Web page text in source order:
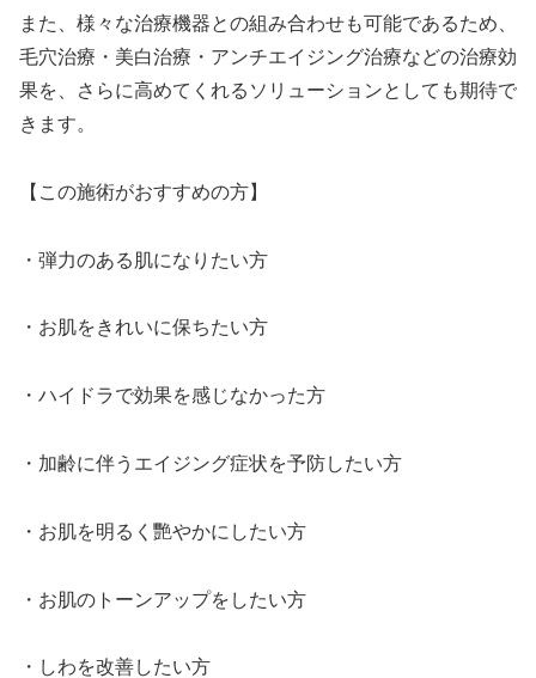
また、様々な治療機器との組み合わせも可能であるため、
毛穴治療・美白治療・アンチエイジング治療などの治療効
果を、さらに高めてくれるソリューションとしても期待で
きます。
【この施術がおすすめの方】
・弾力のある肌になりたい方
・お肌をきれいに保ちたい方
・ハイドラで効果を感じなかった方
・加齢に伴うエイジング症状を予防したい方
・お肌を明るく艷やかにしたい方
・お肌のトーンアップをしたい方
・しわを改善したい方